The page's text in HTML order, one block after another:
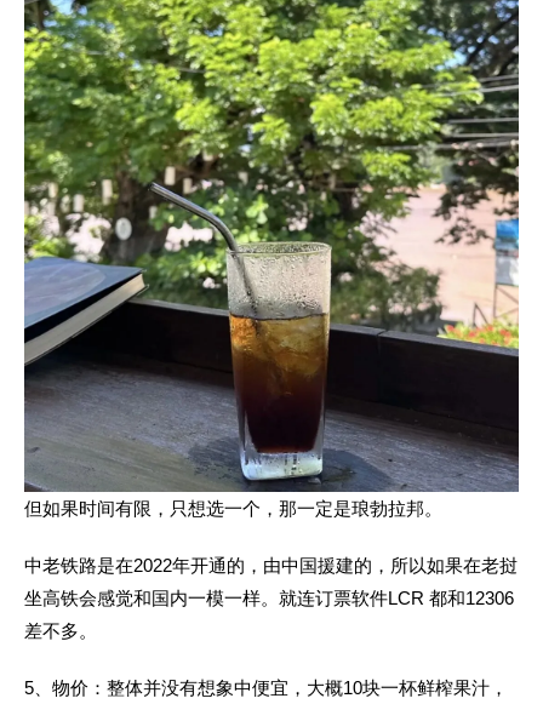
但如果时间有限，只想选一个，那一定是琅勃拉邦。
中老铁路是在2022年开通的，由中国援建的，所以如果在老挝
坐高铁会感觉和国内一模一样。就连订票软件LCR 都和12306
差不多。
5、物价：整体并没有想象中便宜，大概10块一杯鲜榨果汁，